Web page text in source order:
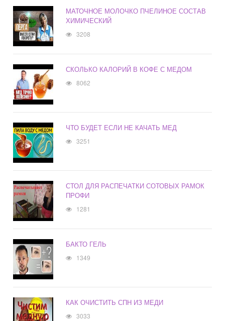
МАТОЧНОЕ МОЛОЧКО ПЧЕЛИНОЕ СОСТАВ
ХИМИЧЕСКИЙ
3208
СКОЛЬКО КАЛОРИЙ В КОФЕ С МЕДОМ
8062
ЧТО БУДЕТ ЕСЛИ НЕ КАЧАТЬ МЕД
3251
СТОЛ ДЛЯ РАСПЕЧАТКИ СОТОВЫХ РАМОК
ПРОФИ
1281
БАКТО ГЕЛЬ
1349
КАК ОЧИСТИТЬ СПН ИЗ МЕДИ
3033